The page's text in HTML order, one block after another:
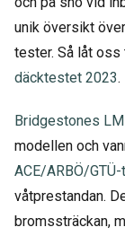
unik översikt
tester. Så låt
däcktestet 2023.
Bridgestones
modellen och
ACE/ARBÖ/
våtprestandan.
bromssträckan,